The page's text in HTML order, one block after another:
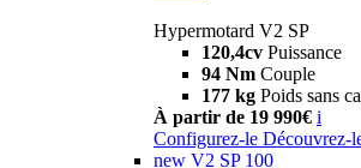
Hypermotard V2 SP
120,4cv Puissance
94 Nm Couple
177 kg Poids sans
À partir de 19 990€ i
Configurez-le Découvrez-
new V2 SP 100